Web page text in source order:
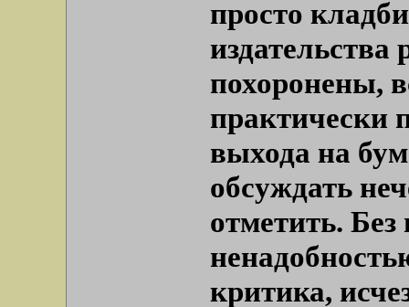
просто
похоронены,
практически
выхода на
обсуждать
отметить.
критика,